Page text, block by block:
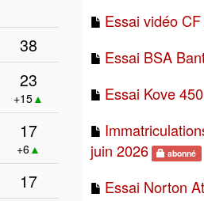
38
23
+15▲
17
+6▲
17
Essai vidéo
Essai BSA
Essai Kove
juin 2026
abonné
Essai Norton